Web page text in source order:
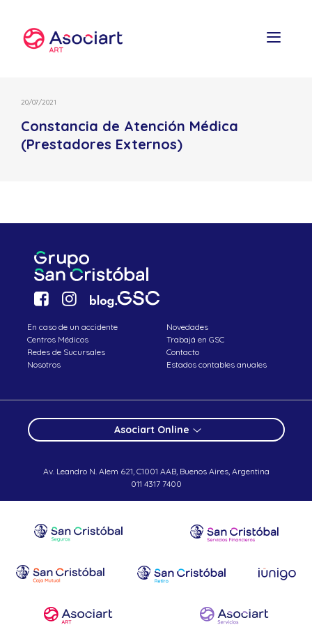
content
20/07/2021
Constancia de Atención Médica
(Prestadores Externos)
En caso de un accidente
Centros Médicos
Redes de Sucursales
Nosotros
Novedades
Trabajá en GSC
Contacto
Estados contables anuales
Asociart Online
Av. Leandro N. Alem 621, C1001 AAB, Buenos Aires, Argentina
011 4317 7400